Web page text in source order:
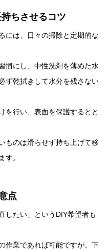
ちさせるコツ
には、日々の掃除と定期的な
慣にし、中性洗剤を薄めた水
ず乾拭きして水分を残さない
を行い、表面を保護するとと
ものは滑らせず持ち上げて移
す。
点
したい」というDIY希望者も
作業であれば可能ですが、下